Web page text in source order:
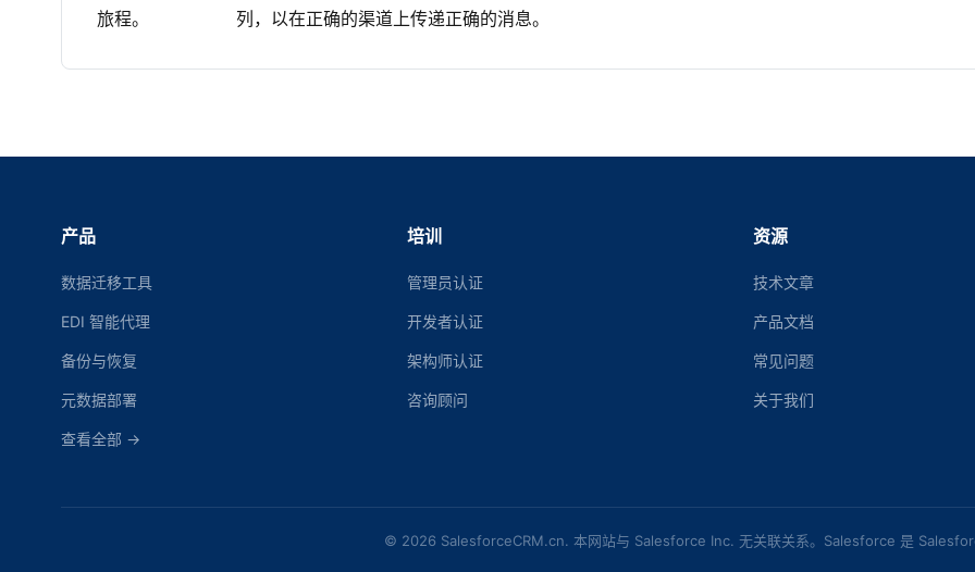
旅程。
列，以在正确的渠道上传递正确的消息。
产品
数据迁移工具
EDI 智能代理
备份与恢复
元数据部署
查看全部 →
培训
管理员认证
开发者认证
架构师认证
咨询顾问
资源
技术文章
产品文档
常见问题
关于我们
© 2026 SalesforceCRM.cn. 本网站与 Salesforce Inc. 无关联关系。Salesforce 是